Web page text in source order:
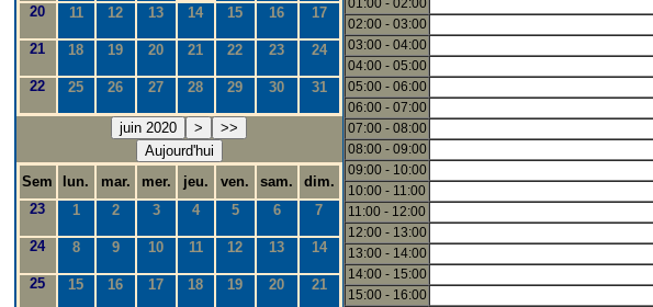
20 11 12 13 14 15 16 17
21 18 19 20 21 22 23 24
22 25 26 27 28 29 30 31
juin 2020 >
>>
Aujourd'hui
Sem
lun. mar. mer. jeu. ven. sam.
dim.
23
1 2 3 4 5 6 7
24 8 9 10 11 12 13 14
25 15 16 17 18 19 20 21
01:00 - 02:00
02:00 - 03:00
03:00 - 04:00
04:00 - 05:00
05:00 - 06:00
06:00 - 07:00
07:00 - 08:00
08:00 - 09:00
09:00 - 10:00
10:00 - 11:00
11:00 - 12:00
12:00 - 13:00
13:00 - 14:00
14:00 - 15:00
15:00 - 16:00